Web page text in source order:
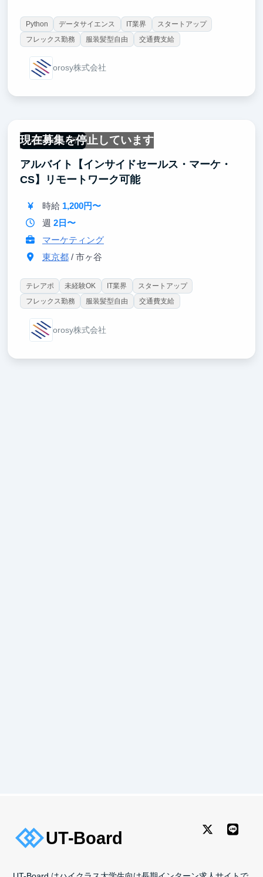
Python データサイエンス IT業界
スタートアップ
フレックス勤務
服装髪型自由 交通費支給
orosy株式会社
現在募集を停止しています
一部リモート可
アルバイト【インサイドセールス・マーケ・
CS】リモートワーク可能
時給 1,200円〜
週 2日〜
マーケティング
東京都/ 市ヶ谷
テレアポ 未経験OK IT業界
スタートアップ
フレックス勤務
服装髪型自由 交通費支給
orosy株式会社